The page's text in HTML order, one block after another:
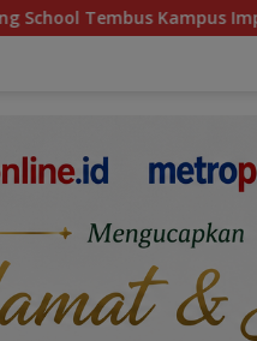
Lewat MINDucation